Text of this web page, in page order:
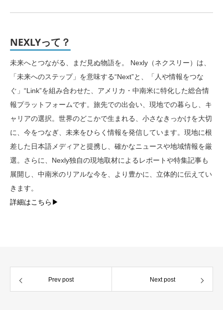
NEXLYって？
未来へとつながる、まだ見ぬ物語を。 Nexly（ネクスリー）は、
「未来へのステップ」を意味する“Next”と、「人や情報をつな
ぐ」“Link”を組み合わせた、アメリカ・中南米に特化した総合情
報プラットフォームです。旅先での出会い、現地での暮らし、キ
ャリアの選択。世界のどこかで生まれる、小さなきっかけを大切
に、今をつなぎ、未来をひらく情報を発信しています。現地に根
差した日本語メディアと提携し、確かなニュースや地域情報を厳
選。さらに、Nexly独自の現地取材によるレポートや特集記事も
展開し、中南米のリアルな今を、より豊かに、立体的に伝えてい
きます。
詳細はこちら▶︎
Prev post Next post